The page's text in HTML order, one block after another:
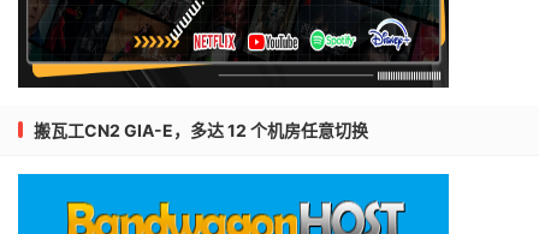
搬瓦工CN2 GIA-E，多达 12 个机房任意切换